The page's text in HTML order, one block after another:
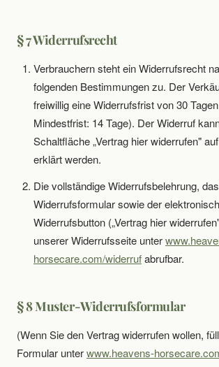
§ 7 Widerrufsrecht
Verbrauchern steht ein Widerrufsrecht
folgenden Bestimmungen zu. Der
freiwillig eine Widerrufsfrist von 30
Mindestfrist: 14 Tage). Der Widerruf
Schaltfläche „Vertrag hier widerrufen"
erklärt werden.
Die vollständige Widerrufsbelehrung,
Widerrufsformular sowie der
Widerrufsbutton („Vertrag hier
unserer Widerrufsseite unter
horsecare.com/widerrufabrufbar.
§ 8 Muster-Widerrufsformular
(Wenn Sie den Vertrag widerrufen wollen,
Formular unterwww.heavens-